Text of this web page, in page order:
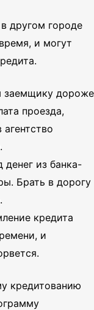
другом городе
и могут
заемщику дороже
проезда,
денег из банка-
Брать в дорогу
кредита
и
кредитованию